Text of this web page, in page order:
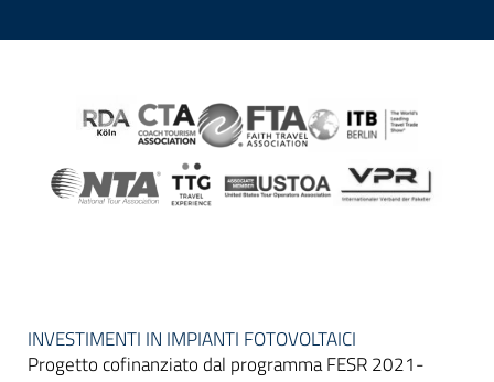
INVESTIMENTI IN IMPIANTI FOTOVOLTAICI
Progetto cofinanziato dal programma FESR 2021-